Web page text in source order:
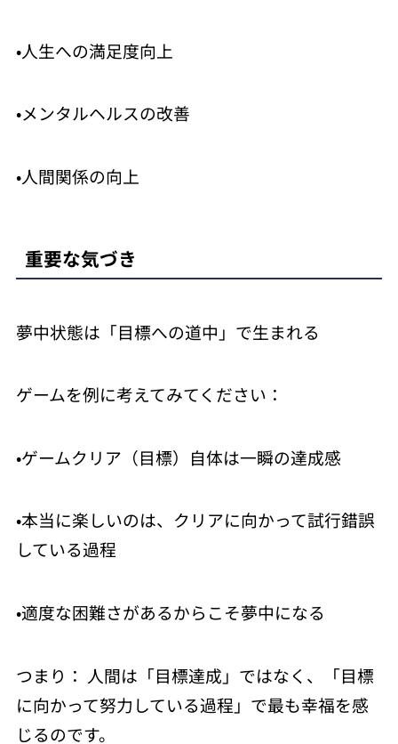
•人生への満足度向上
•メンタルヘルスの改善
•人間関係の向上
重要な気づき
夢中状態は「目標への道中」で生まれる
ゲームを例に考えてみてください：
•ゲームクリア（目標）自体は一瞬の達成感
•本当に楽しいのは、クリアに向かって試行錯誤
している過程
•適度な困難さがあるからこそ夢中になる
つまり： 人間は「目標達成」ではなく、「目標
に向かって努力している過程」で最も幸福を感
じるのです。